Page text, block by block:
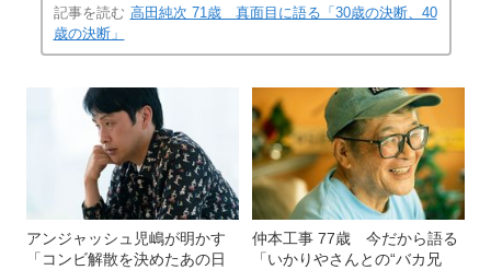
記事を読む 高田純次 71歳 真面目に語る「30歳の決断、40
歳の決断」
アンジャッシュ児嶋が明かす
「コンビ解散を決めたあの日
仲本工事 77歳 今だから語る
「いかりやさんとの“バカ兄